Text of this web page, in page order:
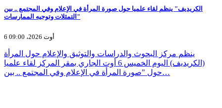
الكريديف" ينظم لقاء علميا حول صورة المرأة في الإعلام وفي المجتمع .. بين
التمثلات وتوجيه الممارسات"
6 أوت 2026، 09:00
ينظم مركز البحوث والدراسات والتوثيق والإعلام حول المرأة
(الكريديف) اليوم الخميس 6 أوت الجاري بمقر المركز لقاء علميا
حول "صورة المرأة في الإعلام وفي المجتمع .. بين…